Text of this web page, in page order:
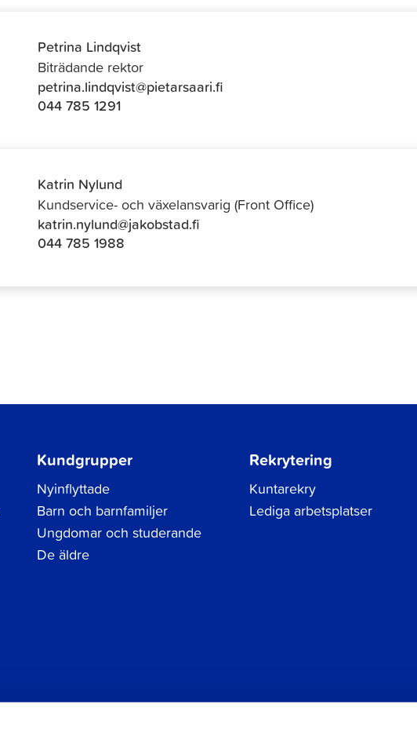
Petrina Lindqvist
Biträdande rektor
petrina.lindqvist@pietarsaari.fi
044 785 1291
Katrin Nylund
Kundservice- och växelansvarig (Front Office)
katrin.nylund@jakobstad.fi
044 785 1988
Kundgrupper
Nyinflyttade
Barn och barnfamiljer
Ungdomar och studerande
De äldre
Rekrytering
Kuntarekry
Lediga arbetsplatser